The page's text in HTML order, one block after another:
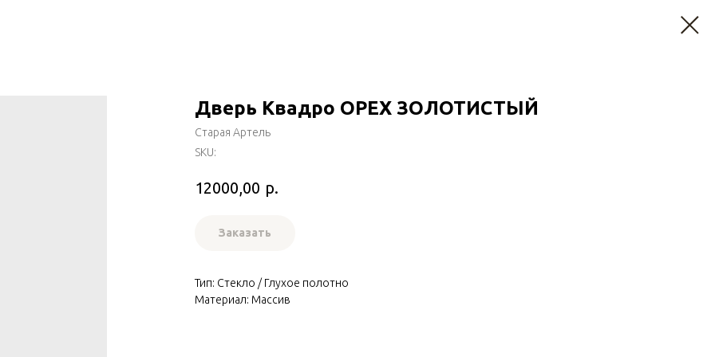
Дверь Квадро ОРЕХ ЗОЛОТИСТЫЙ
Старая Артель
SKU:
12000,00 р.
Заказать
Тип: Стекло / Глухое полотно
Материал: Массив